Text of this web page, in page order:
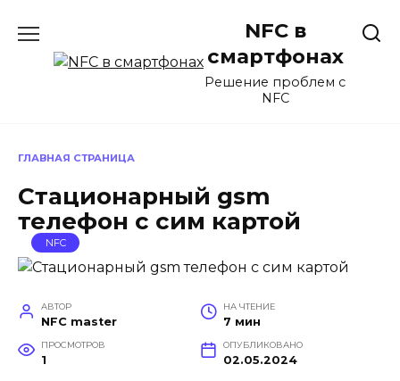
содержанию
NFC в
смартфонах
Решение проблем с
NFC
ГЛАВНАЯ СТРАНИЦА
Стационарный gsm
телефон с сим картой
NFC
АВТОР
NFC master
НА ЧТЕНИЕ
7 мин
ПРОСМОТРОВ
1
ОПУБЛИКОВАНО
02.05.2024